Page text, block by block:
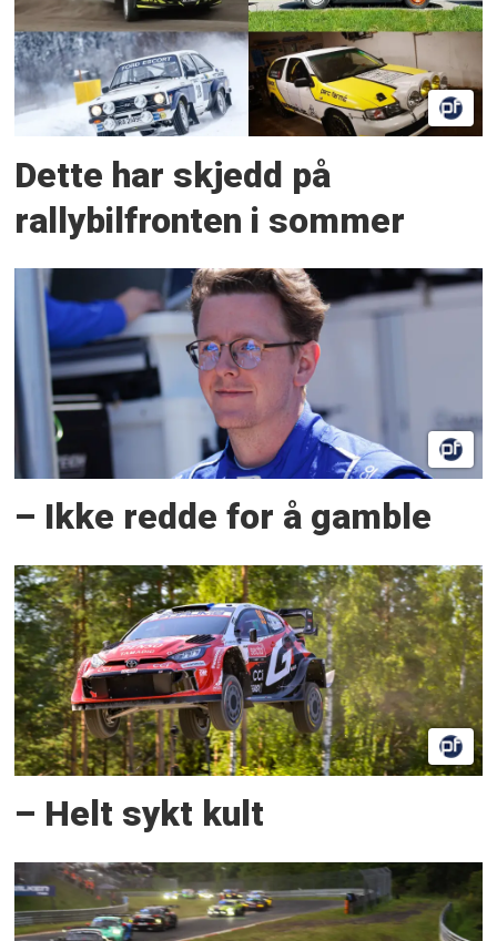
Dette har skjedd på
rallybilfronten i sommer
– Ikke redde for å gamble
– Helt sykt kult